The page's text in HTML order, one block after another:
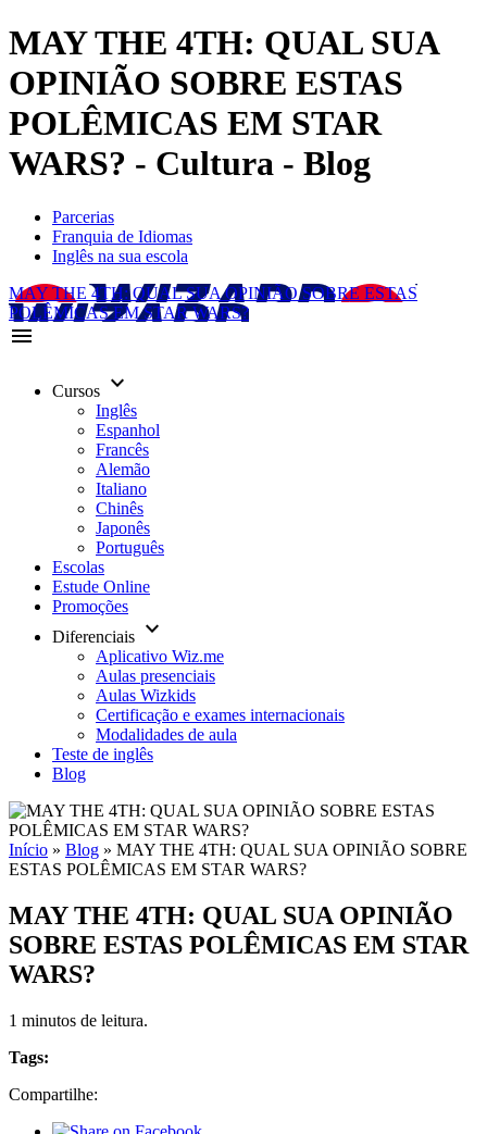
MAY THE 4TH: QUAL SUA
OPINIÃO SOBRE ESTAS
POLÊMICAS EM STAR
WARS? - Cultura - Blog
Parcerias
Franquia de Idiomas
Inglês na sua escola
MAY THE 4TH: QUAL SUA OPINIÃO SOBRE ESTAS
POLÊMICAS EM STAR WARS?
menu
Cursos keyboard_arrow_down
Inglês
Espanhol
Francês
Alemão
Italiano
Chinês
Japonês
Português
Escolas
Estude Online
Promoções
Diferenciais keyboard_arrow_down
Aplicativo Wiz.me
Aulas presenciais
Aulas Wizkids
Certificação e exames internacionais
Modalidades de aula
Teste de inglês
Blog
Início » Blog » MAY THE 4TH: QUAL SUA OPINIÃO SOBRE
ESTAS POLÊMICAS EM STAR WARS?
MAY THE 4TH: QUAL SUA OPINIÃO
SOBRE ESTAS POLÊMICAS EM STAR
WARS?
1 minutos de leitura.
Tags:
Compartilhe: